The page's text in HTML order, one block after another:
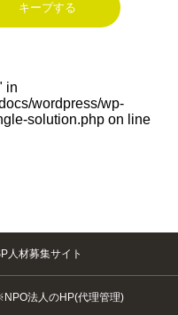
キープする
in
wordpress/wp-
solution.php on line
人材募集サイト
法人のHP(代理管理)